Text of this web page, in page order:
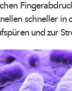
schneller in
und zur